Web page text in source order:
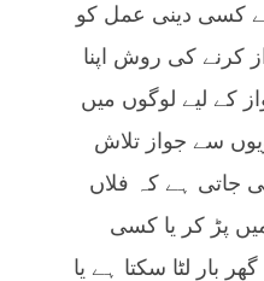
کسی دینی عمل کو
کرنے کی روش اپنا
کے لیے لوگوں میں
سے جواز تلاش
ہے کہ فلاں
پڑ کر یا کسی
بار لٹا سکتا ہے یا